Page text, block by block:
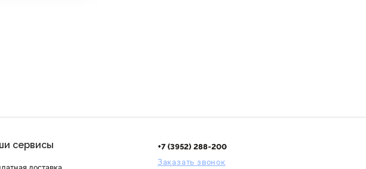
сервисы +7 (3952) 288-200
Заказать звонок